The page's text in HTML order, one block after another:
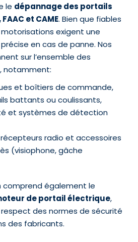
le dépannage des portails
et CAME. Bien que fiables
exigent une
en cas de panne. Nos
sur l’ensemble des
notamment:
et boîtiers de commande,
battants ou coulissants,
et systèmes de détection
radio et accessoires
(visiophone, gâche
comprend également le
de portail électrique,
des normes de sécurité
des fabricants.